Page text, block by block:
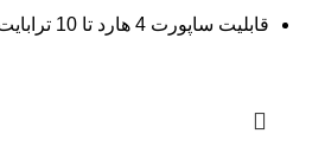
قابلیت ساپورت 4 هارد تا 10 ترابایت